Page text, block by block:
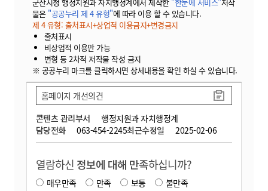
물은 "공공누리 제 4 유형"에 따라 이용 할 수 있습니다.
제 4 유형: 출처표시+상업적 이용금지+변경금지
출처표시
비상업적 이용만 가능
변형 등 2차적 저작물 작성 금지
※ 공공누리 마크를 클릭하시면 상세내용을 확인 하실 수 있습니다.
콘텐츠 관리부서
행정지원과 자치행정계
담당전화
063-454-2245최근수정일 2025-02-06
홈페이지 개선의견
열람하신 정보에 대해 만족하십니까?
매우만족 만족 보통
불만족